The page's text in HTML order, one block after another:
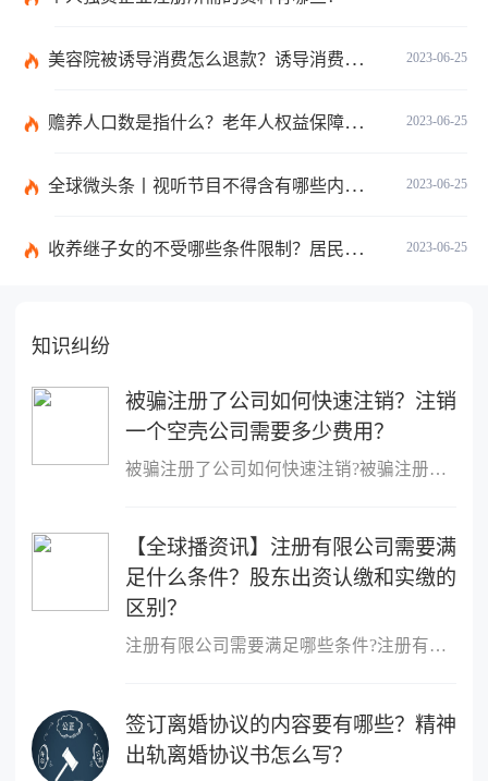
2023-06-25
美容院被诱导消费怎么退款？诱导消费多少钱可以立案？ 当前短讯
2023-06-25
赡养人口数是指什么？老年人权益保障法第十四条的内容是什么？
2023-06-25
全球微头条丨视听节目不得含有哪些内容？网络视听监管新规的内容是什么？
2023-06-25
收养继子女的不受哪些条件限制？居民收养登记不受限制的情形有哪些？_热议
知识纠纷
被骗注册了公司如何快速注销？注销
一个空壳公司需要多少费用？
被骗注册了公司如何快速注销?被骗注册公司想注销该公司的注销流程：
【全球播资讯】注册有限公司需要满
足什么条件？股东出资认缴和实缴的
区别？
注册有限公司需要满足哪些条件?注册有限公司需要满足什么条件?1、股
签订离婚协议的内容要有哪些？精神
出轨离婚协议书怎么写？